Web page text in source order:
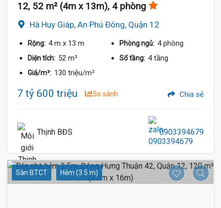
12, 52 m² (4m x 13m), 4 phòng
Hà Huy Giáp, An Phú Đông, Quận 12
Rộng: 4 m x 13 m Phòng ngủ: 4 phòng
Diện tích: 52 m² Số tầng: 4 tầng
Giá/m²: 130 triệu/m²
7 tỷ 600 triệu So sánh Chia sẻ
Thịnh BĐS 0903394679
Sàn BTCT Hẻm (3.5 m)